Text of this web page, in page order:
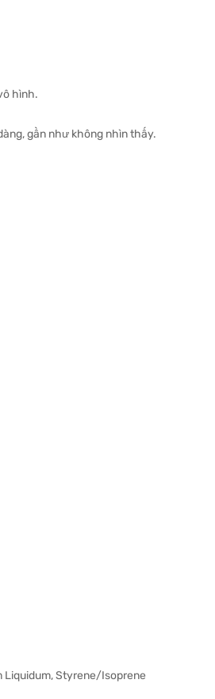
hình.
gần như không nhìn thấy.
Liquidum, Styrene/Isoprene